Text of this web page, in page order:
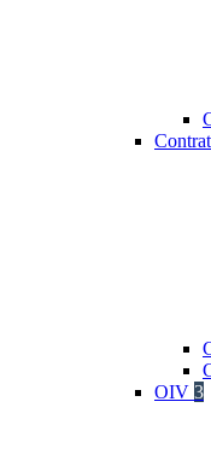
OIV 3